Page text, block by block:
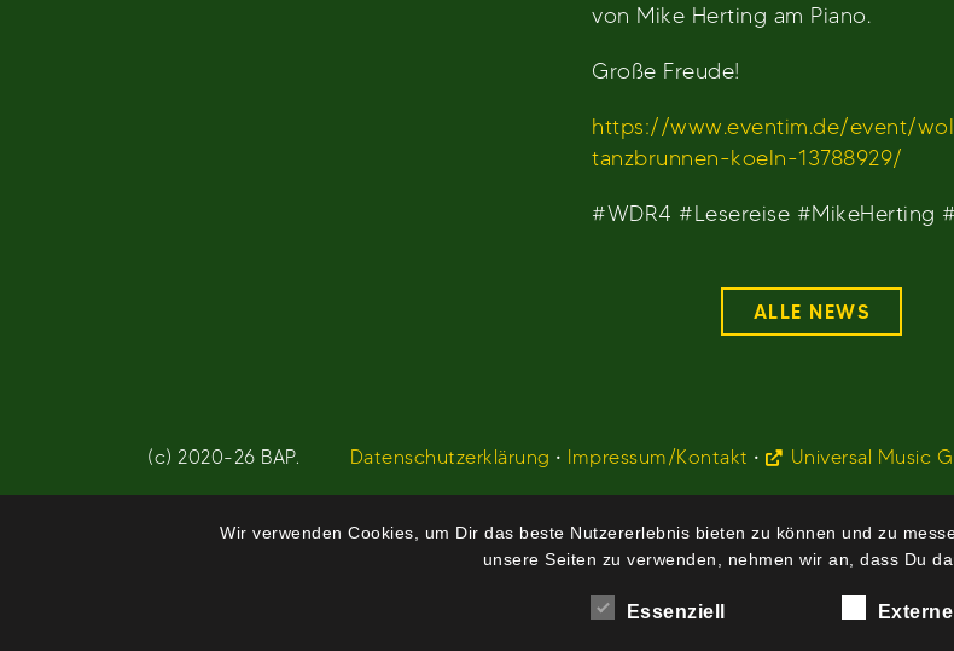
von Mike Herting am Piano.
Große Freude!
https://www.eventim.de/event/
tanzbrunnen-koeln-13788929/
#WDR4 #Lesereise #MikeHerting
ALLE NEWS
(c) 2020-26 BAP. Datenschutzerklärung • Impressum/Kontakt • Universal Music
Wir verwenden Cookies, um Dir das beste Nutzererlebnis bieten zu können und zu
unsere Seiten zu verwenden, nehmen wir an, dass Du
Essenziell